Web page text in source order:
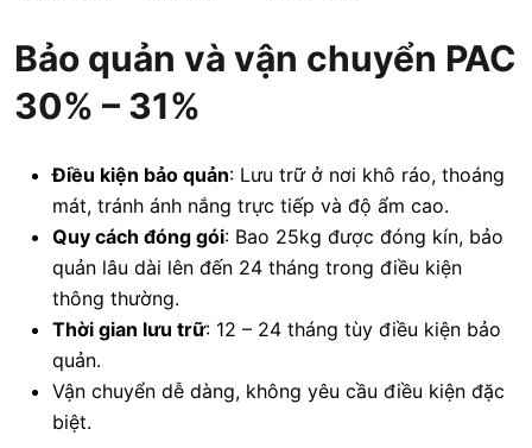
Bảo quản và vận chuyển PAC
30% – 31%
Điều kiện bảo quản: Lưu trữ ở nơi khô ráo, thoáng
mát, tránh ánh nắng trực tiếp và độ ẩm cao.
Quy cách đóng gói: Bao 25kg được đóng kín, bảo
quản lâu dài lên đến 24 tháng trong điều kiện
thông thường.
Thời gian lưu trữ: 12 – 24 tháng tùy điều kiện bảo
quản.
Vận chuyển dễ dàng, không yêu cầu điều kiện đặc
biệt.